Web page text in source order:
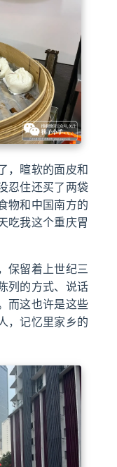
，暄软的面皮和
忍住还买了两袋
物和中国南方的
吃我这个重庆胃
保留着上世纪三
列的方式、说话
而这也许是这些
，记忆里家乡的